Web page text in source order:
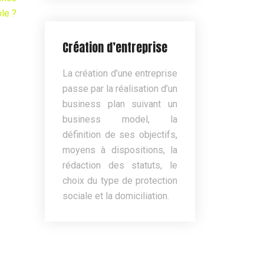
?
Création d’entreprise
La création d’une entreprise
passe par la réalisation d’un
business plan suivant un
business model, la
définition de ses objectifs,
moyens à dispositions, la
rédaction des statuts, le
choix du type de protection
sociale et la domiciliation.